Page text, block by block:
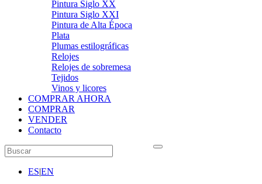
Pintura Siglo XX
Pintura Siglo XXI
Pintura de Alta Época
Plata
Plumas estilográficas
Relojes
Relojes de sobremesa
Tejidos
Vinos y licores
COMPRAR AHORA
COMPRAR
VENDER
Contacto
ES|EN